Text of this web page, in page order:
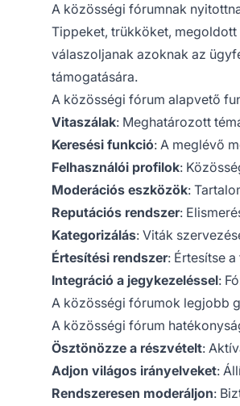
A közösségi fórumnak
Tippeket, trükköket,
válaszoljanak azoknak az
támogatására.
A közösségi fórum alapvető
Vitaszálak: Meghatározott
Keresési funkció: A meglévő
Felhasználói profilok:
Moderációs eszközök:
Reputációs rendszer:
Kategorizálás: Viták
Értesítési rendszer: Értesítse
Integráció a jegykezeléssel:
A közösségi fórumok legjobb
A közösségi fórum
Ösztönözze a részvételt:
Adjon világos irányelveket:
Rendszeresen moderáljon: